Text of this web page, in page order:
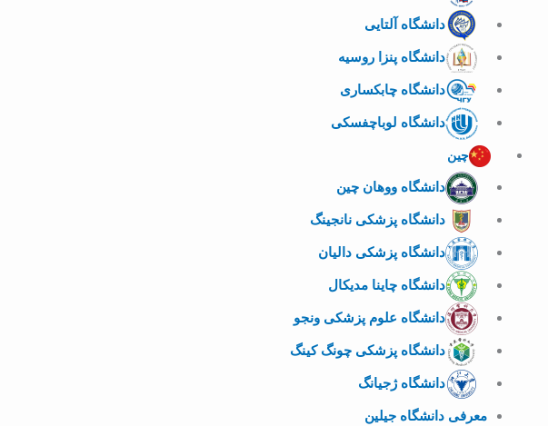
دانشگاه آلتایی
دانشگاه پنزا روسیه
دانشگاه چابکساری
دانشگاه لوباچفسکی
چین
دانشگاه ووهان چین
دانشگاه پزشکی نانجینگ
دانشگاه پزشکی دالیان
دانشگاه چاینا مدیکال
دانشگاه علوم پزشکی ونجو
دانشگاه پزشکی چونگ کینگ
دانشگاه ژجیانگ
معرفی دانشگاه جیلین